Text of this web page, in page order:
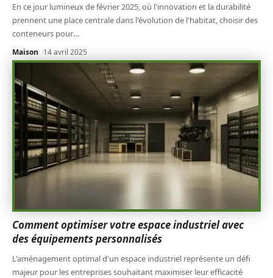
En ce jour lumineux de février 2025, où l'innovation et la durabilité
prennent une place centrale dans l'évolution de l'habitat, choisir des
conteneurs pour…
Maison 14 avril 2025
Comment optimiser votre espace industriel avec
des équipements personnalisés
L'aménagement optimal d'un espace industriel représente un défi
majeur pour les entreprises souhaitant maximiser leur efficacité